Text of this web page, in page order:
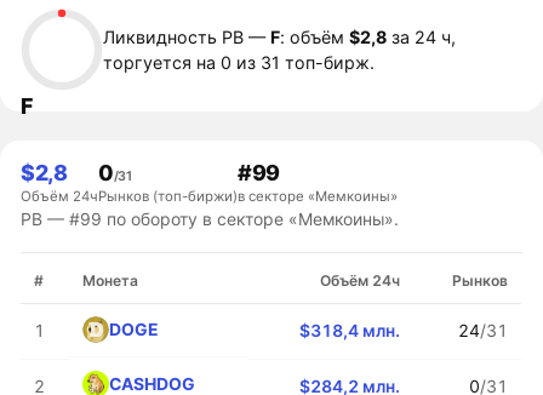
F
Ликвидность PB —F: объём$2,8 за 24 ч,
торгуется на 0 из 31 топ-бирж.
$2,8
Объём 24ч
0/31
Рынков (топ-биржи)
#99
в секторе «Мемкоины»
PB — #99 по обороту в секторе «Мемкоины».
# Монета Объём 24ч Рынков
1 DOGE $318,4 млн. 24/31
2 CASHDOG $284,2 млн. 0/31